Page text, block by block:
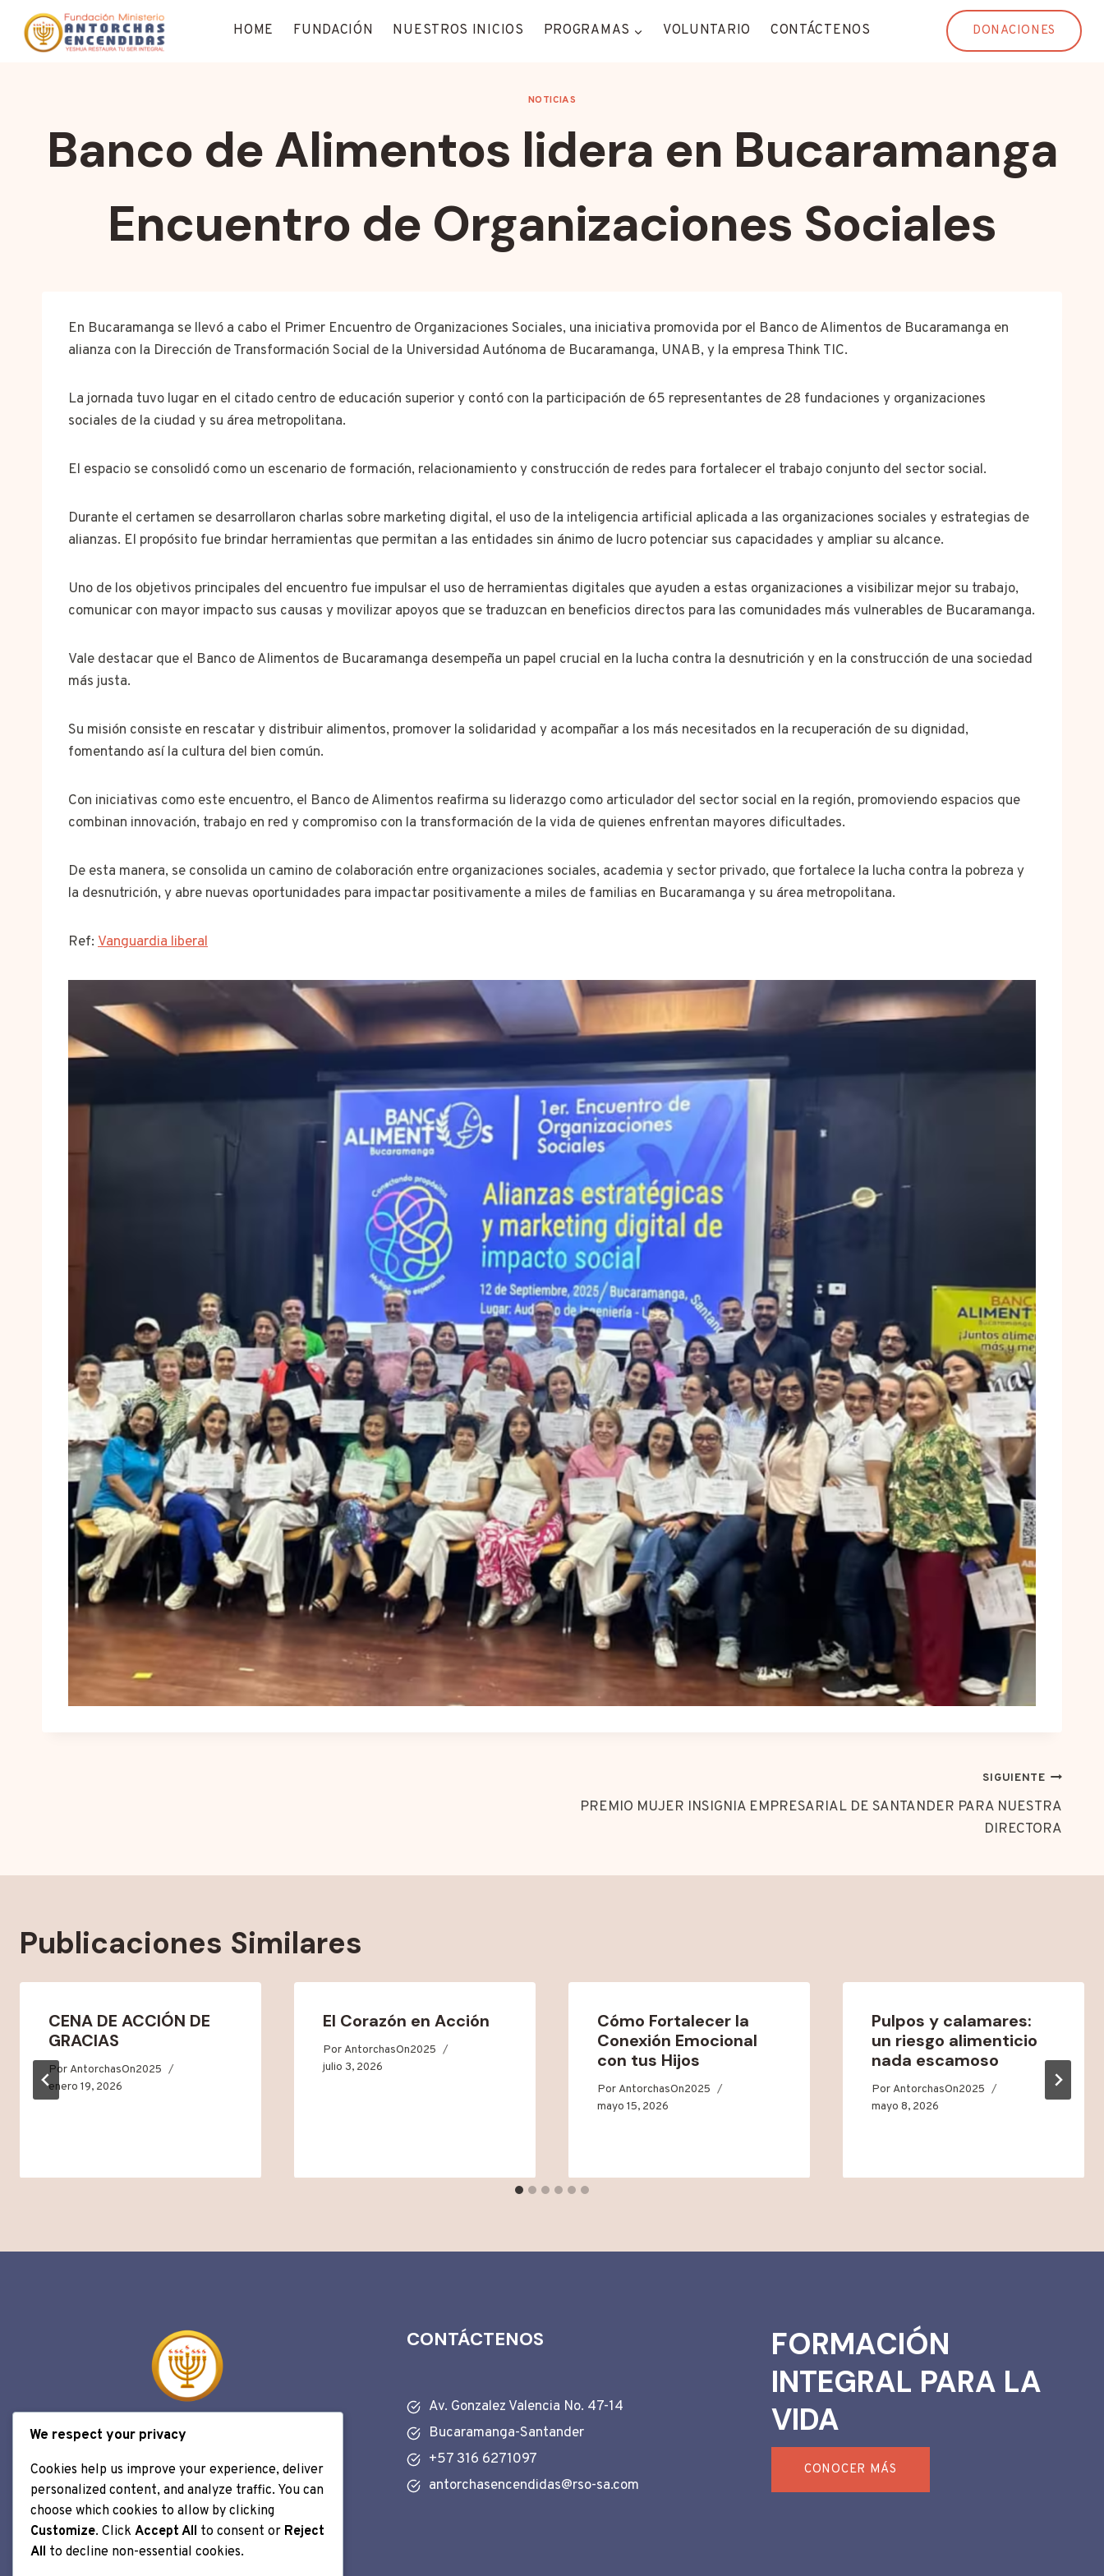
contenido
HOME FUNDACIÓN NUESTROS INICIOS PROGRAMAS VOLUNTARIO CONTÁCTENOS DONACIONES
NOTICIAS
Banco de Alimentos lidera en Bucaramanga
Encuentro de Organizaciones Sociales
En Bucaramanga se llevó a cabo el Primer Encuentro de Organizaciones Sociales, una iniciativa promovida por el Banco de Alimentos de Bucaramanga en
alianza con la Dirección de Transformación Social de la Universidad Autónoma de Bucaramanga, UNAB, y la empresa Think TIC.
La jornada tuvo lugar en el citado centro de educación superior y contó con la participación de 65 representantes de 28 fundaciones y organizaciones
sociales de la ciudad y su área metropolitana.
El espacio se consolidó como un escenario de formación, relacionamiento y construcción de redes para fortalecer el trabajo conjunto del sector social.
Durante el certamen se desarrollaron charlas sobre marketing digital, el uso de la inteligencia artificial aplicada a las organizaciones sociales y estrategias de
alianzas. El propósito fue brindar herramientas que permitan a las entidades sin ánimo de lucro potenciar sus capacidades y ampliar su alcance.
Uno de los objetivos principales del encuentro fue impulsar el uso de herramientas digitales que ayuden a estas organizaciones a visibilizar mejor su trabajo,
comunicar con mayor impacto sus causas y movilizar apoyos que se traduzcan en beneficios directos para las comunidades más vulnerables de Bucaramanga.
Vale destacar que el Banco de Alimentos de Bucaramanga desempeña un papel crucial en la lucha contra la desnutrición y en la construcción de una sociedad
más justa.
Su misión consiste en rescatar y distribuir alimentos, promover la solidaridad y acompañar a los más necesitados en la recuperación de su dignidad,
fomentando así la cultura del bien común.
Con iniciativas como este encuentro, el Banco de Alimentos reafirma su liderazgo como articulador del sector social en la región, promoviendo espacios que
combinan innovación, trabajo en red y compromiso con la transformación de la vida de quienes enfrentan mayores dificultades.
De esta manera, se consolida un camino de colaboración entre organizaciones sociales, academia y sector privado, que fortalece la lucha contra la pobreza y
la desnutrición, y abre nuevas oportunidades para impactar positivamente a miles de familias en Bucaramanga y su área metropolitana.
Ref: Vanguardia liberal
SIGUIENTE
PREMIO MUJER INSIGNIA EMPRESARIAL DE SANTANDER PARA NUESTRA
DIRECTORA
Publicaciones Similares
CENA DE ACCIÓN DE
GRACIAS
PorAntorchasOn2025
enero 19, 2026
El Corazón en Acción
PorAntorchasOn2025
julio 3, 2026
Cómo Fortalecer la
Conexión Emocional
con tus Hijos
PorAntorchasOn2025
mayo 15, 2026
Pulpos y calamares:
un riesgo alimenticio
nada escamoso
PorAntorchasOn2025
mayo 8, 2026
“Que el mismo Dios de paz os santifique por
cuerpo sean guardados irreprehensibles para la
venida de nuestro Señor Yeshua Hamashiaj»
1 Tesalonisenses 5:23
CONTÁCTENOS
Av. Gonzalez Valencia No. 47-14
Bucaramanga-Santander
+57 316 6271097
antorchasencendidas@rso-sa.com
FORMACIÓN
INTEGRAL PARA LA
VIDA
CONOCER MÁS
We respect your privacy
Cookies help us improve your experience, deliver
personalized content, and analyze traffic. You can
choose which cookies to allow by clicking
Customize. Click Accept All to consent or Reject
All to decline non-essential cookies.